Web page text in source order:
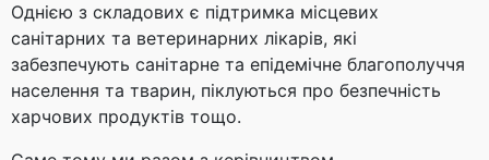
Однією з складових є підтримка місцевих
санітарних та ветеринарних лікарів, які
забезпечують санітарне та епідемічне благополуччя
населення та тварин, піклуються про безпечність
харчових продуктів тощо.